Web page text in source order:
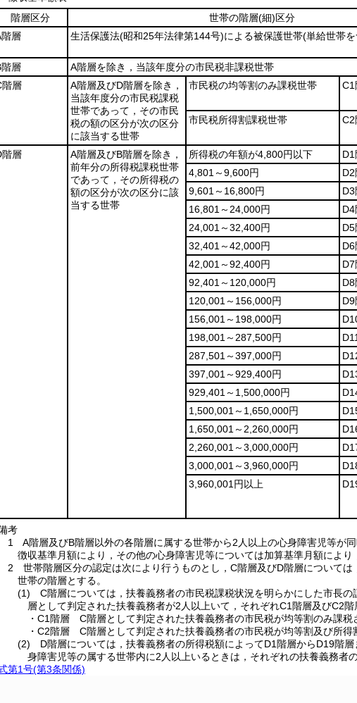
階層区分
世帯の階層(細)区分
層
生活保護法(昭和25年法律第144号)による被保護世帯(単給世帯
階層
A階層を除き，当該年度分の市民税非課税世帯
階層
A階層及びD階層を除き，
当該年度分の市民税課税
世帯であって，その市民
税の額の区分が次の区分
に該当する世帯
市民税の均等割のみ課税世帯 C1
市民税所得割課税世帯 C2
階層
A階層及びB階層を除き，
前年分の所得税課税世帯
であって，その所得税の
額の区分が次の区分に該
当する世帯
所得税の年額が4,800円以下
4,801～9,600円
9,601～16,800円
16,801～24,000円
24,001～32,400円
32,401～42,000円
42,001～92,400円
92,401～120,000円
120,001～156,000円
156,001～198,000円
198,001～287,500円
287,501～397,000円
397,001～929,400円
929,401～1,500,000円
1,500,001～1,650,000円
1,650,001～2,260,000円
2,260,001～3,000,000円
3,000,001～3,960,000円
3,960,001円以上
考
1 A階層及びB階層以外の各階層に属する世帯から2人以上の心身障害児等が
徴収基準月額により，その他の心身障害児等については加算基準月額により
2 世帯階層区分の認定は次により行うものとし，C階層及びD階層について
世帯の階層とする。
(1) C階層については，扶養義務者の市民税課税状況を明らかにした市長
層として判定された扶養義務者が2人以上いて，それぞれC1階層及びC2
・C1階層 C階層として判定された扶養義務者の市民税が均等割のみ課税
・C2階層 C階層として判定された扶養義務者の市民税が均等割及び所得
(2) D階層については，扶養義務者の所得税額によってD1階層からD19階
身障害児等の属する世帯内に2人以上いるときは，それぞれの扶養義務者
第1号(第3条関係)